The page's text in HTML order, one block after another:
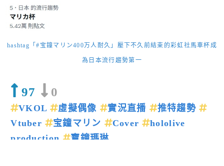
hashtag「#宝鐘マリン400万人耐久」壓下不久前結束的彩虹社馬車杯成
為日本流行趨勢第一
97 0
VKOL 虛擬偶像 實況直播
推特趨勢
Vtuber
宝鐘マリン Cover
hololive
production
寶鐘瑪琳